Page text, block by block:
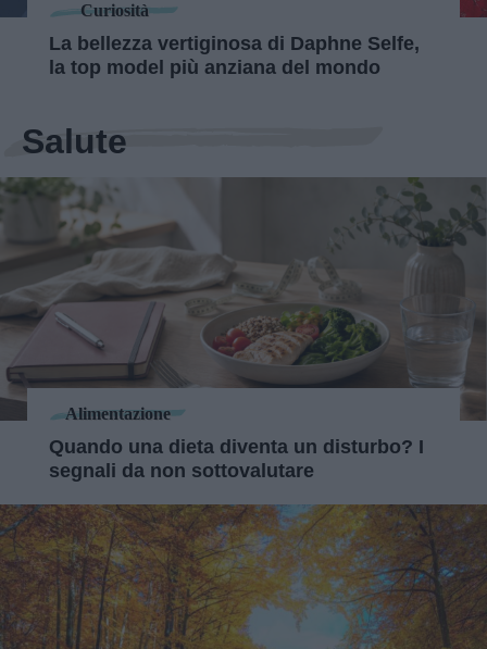
Curiosità
La bellezza vertiginosa di Daphne Selfe,
la top model più anziana del mondo
Salute
Alimentazione
Quando una dieta diventa un disturbo? I
segnali da non sottovalutare